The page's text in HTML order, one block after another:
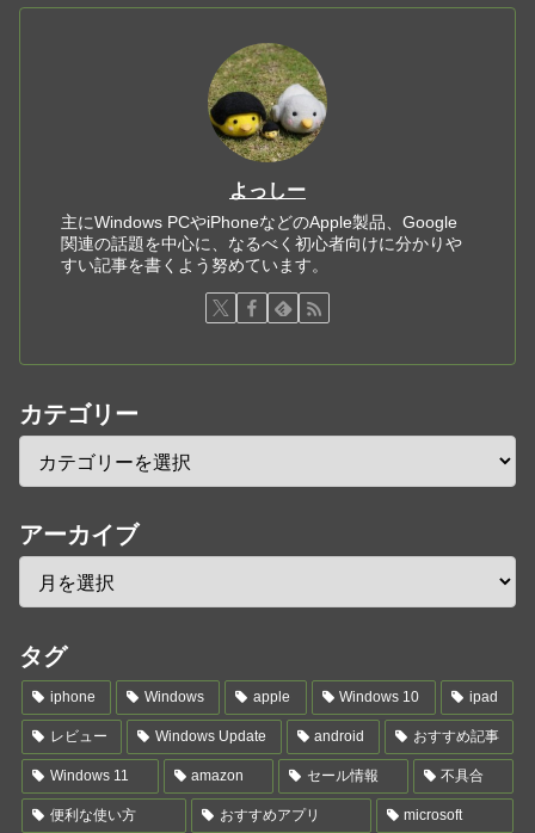
よっしー
主にWindows PCやiPhoneなどのApple製品、Google
関連の話題を中心に、なるべく初心者向けに分かりや
すい記事を書くよう努めています。
カテゴリー
アーカイブ
タグ
iphone Windows apple Windows 10 ipad
レビュー Windows Update android おすすめ記事
Windows 11 amazon セール情報 不具合
便利な使い方 おすすめアプリ microsoft